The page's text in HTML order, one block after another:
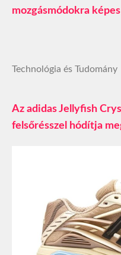
mozgásmódokra
Technológia és Tudomány
Az adidas Jellyfish
felsőrésszel hódítja